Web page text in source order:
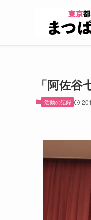
「阿佐
活動の記録